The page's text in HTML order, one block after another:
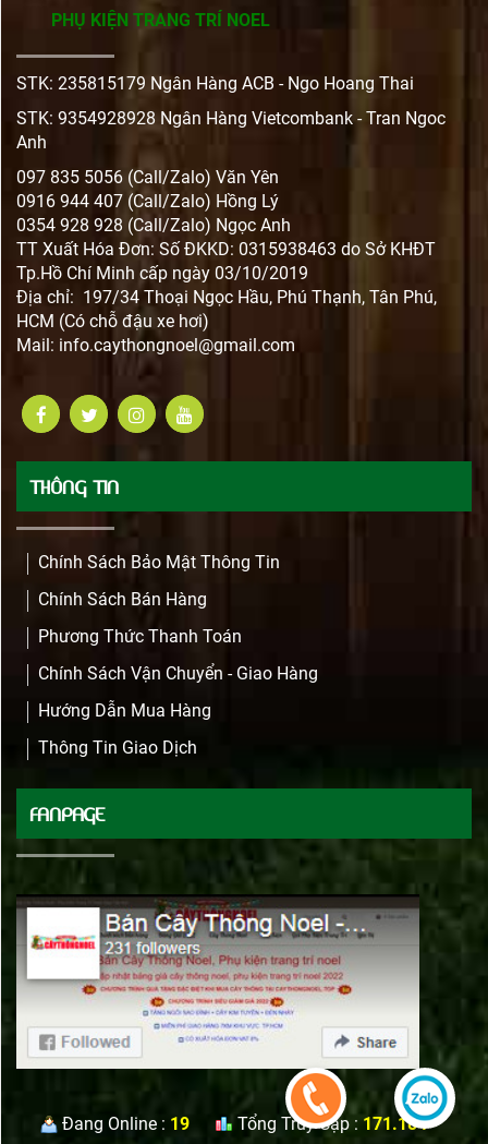
PHỤ KIỆN TRANG TRÍ NOEL
STK: 235815179 Ngân Hàng ACB - Ngo Hoang Thai
STK: 9354928928 Ngân Hàng Vietcombank - Tran Ngoc
Anh
097 835 5056 (Call/Zalo) Văn Yên
0916 944 407 (Call/Zalo) Hồng Lý
0354 928 928 (Call/Zalo) Ngọc Anh
TT Xuất Hóa Đơn: Số ĐKKD: 0315938463 do Sở KHĐT
Tp.Hồ Chí Minh cấp ngày 03/10/2019
Địa chỉ: 197/34 Thoại Ngọc Hầu, Phú Thạnh, Tân Phú,
HCM (Có chỗ đậu xe hơi)
Mail: info.caythongnoel@gmail.com
THÔNG TIN
Chính Sách Bảo Mật Thông Tin
Chính Sách Bán Hàng
Phương Thức Thanh Toán
Chính Sách Vận Chuyển - Giao Hàng
Hướng Dẫn Mua Hàng
Thông Tin Giao Dịch
FANPAGE
Đang Online : 19 Tổng Truy Cập : 171.184